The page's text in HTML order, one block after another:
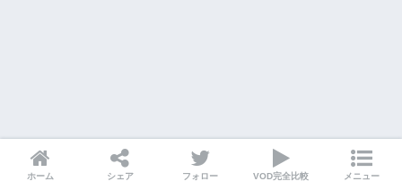
ホーム シェア フォロー VOD完全比較 メニュー